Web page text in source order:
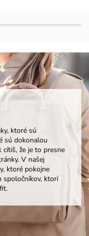
ktoré sú
sú dokonalou
že je to presne
V našej
ktoré pokojne
spoločníkov, ktorí